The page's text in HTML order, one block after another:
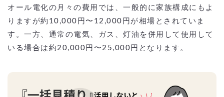
オール電化の月々の費用では、一般的に家族構成にもよ
りますが約10,000円〜12,000円が相場とされていま
す。一方、通常の電気、ガス、灯油を併用して使用して
いる場合は約20,000円〜25,000円となります。